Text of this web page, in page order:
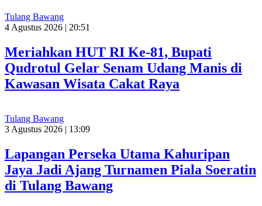
Tulang Bawang
4 Agustus 2026 | 20:51
Meriahkan HUT RI Ke-81, Bupati
Qudrotul Gelar Senam Udang Manis di
Kawasan Wisata Cakat Raya
Tulang Bawang
3 Agustus 2026 | 13:09
Lapangan Perseka Utama Kahuripan
Jaya Jadi Ajang Turnamen Piala Soeratin
di Tulang Bawang